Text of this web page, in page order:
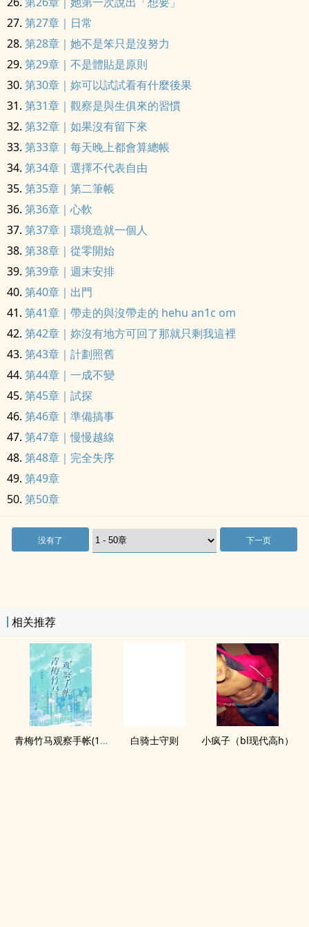
第27章｜日常
第28章｜她不是笨只是沒努力
第29章｜不是體貼是原則
第30章｜妳可以試試看有什麼後果
第31章｜觀察是與生俱來的習慣
第32章｜如果沒有留下來
第33章｜每天晚上都會算總帳
第34章｜選擇不代表自由
第35章｜第二筆帳
第36章｜心軟
第37章｜環境造就一個人
第38章｜從零開始
第39章｜週末安排
第40章｜出門
第41章｜帶走的與沒帶走的 hehu an1c om
第42章｜妳沒有地方可回了那就只剩我這裡
第43章｜計劃照舊
第44章｜一成不變
第45章｜試探
第46章｜準備搞事
第47章｜慢慢越線
第48章｜完全失序
第49章
第50章
没有了 下一页
相关推荐
青梅竹马观察手帐(1v1) 白骑士守则 小疯子（bl现代高h）